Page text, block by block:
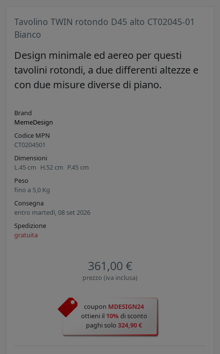
Tavolino TWIN rotondo D45 alto CT02045-01
Bianco
Design minimale ed aereo per questi
tavolini rotondi, a due differenti altezze e
con due misure diverse di piano.
Brand
MemeDesign
Codice MPN
CT0204501
Dimensioni
L.45 cm H.52 cm P.45 cm
Peso
fino a 5,0 Kg
Consegna
entro martedì, 08 set 2026
Spedizione
gratuita
361,00 €
prezzo (iva inclusa)
coupon MDESIGN24
ottieni il 10% di sconto
paghi solo 324,90 €